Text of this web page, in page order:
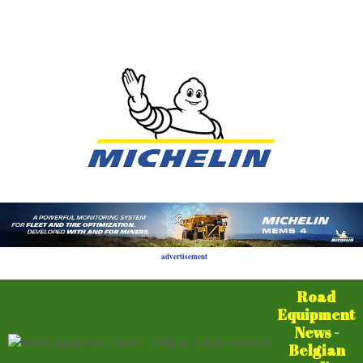
advertisement
Road
Equipment
News -
Belgian